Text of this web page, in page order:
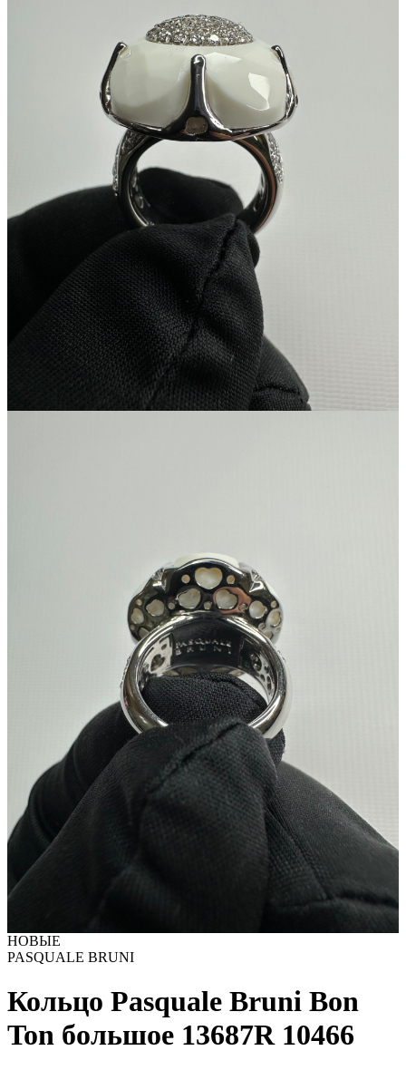
НОВЫЕ
PASQUALE BRUNI
Кольцо Pasquale Bruni Bon
Ton большое 13687R 10466